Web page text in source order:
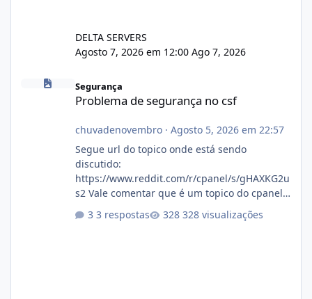
DELTA SERVERS
Agosto 7, 2026 em 12:00 Ago 7, 2026
Segurança
Problema de segurança no csf
chuvadenovembro· Agosto 5, 2026 em 22:57
Segue url do topico onde está sendo
discutido:
https://www.reddit.com/r/cpanel/s/gHAXKG2u
s2 Vale comentar que é um topico do cpanel...
3 respostas 328 visualizações